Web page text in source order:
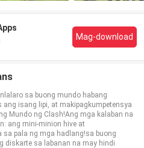
Mag-download
sa buong mundo habang
isang lipi, at makipagkumpetensya
Mundo ng Clash!Ang mga kalaban na
ang mini-minion hive at
sa pala ng mga hadlang!sa buong
diskarte sa labanan na may hindi